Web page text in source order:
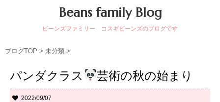
Beans family Blog
ビーンズファミリー コスギビーンズのブログです
ブログTOP > 未分類 >
パンダクラス 芸術の秋の始まり
2022/09/07